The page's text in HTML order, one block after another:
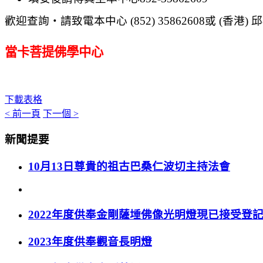
歡迎查詢 ‧ 請致電本中心 (852) 35862608或 (香港)
當卡菩提佛學中心
下載表格
< 前一頁 下一個 >
新聞提要
10月13日尊貴的祖古巴桑仁波切主持法會
2022年度供奉金剛薩埵佛像光明燈現已接受登記
2023年度供奉觀音長明燈